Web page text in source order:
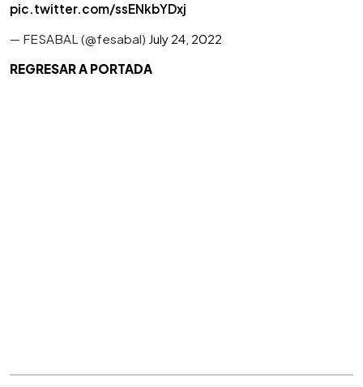
pic.twitter.com/ssENkbYDxj
— FESABAL (@fesabal) July 24, 2022
REGRESAR A PORTADA